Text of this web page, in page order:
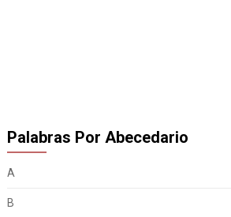
Palabras Por Abecedario
A
B